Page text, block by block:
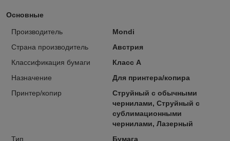
Основные
Производитель
Mondi
Страна производитель
Австрия
Классификация бумаги
Класс А
Назначение
Для принтера/копира
Принтер/копир
Струйный с обычными
чернилами, Струйный с
сублимационными
чернилами, Лазерный
Тип
Бумага